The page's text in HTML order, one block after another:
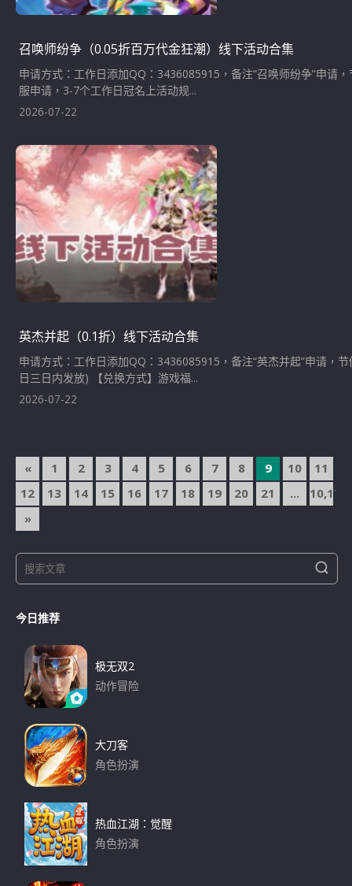
召唤师纷争（0.05折百万代金狂潮）线下活动合集
申请方式：工作日添加QQ：3436085915，备注“召唤师纷争”申请
服申请，3-7个工作日冠名上活动规...
2026-07-22
英杰并起（0.1折）线下活动合集
申请方式：工作日添加QQ：3436085915，备注“英杰并起”申请，
日三日内发放) 【兑换方式】游戏福...
2026-07-22
文
章
導
« 1 2 3 4 5 6 7 8 9 10
11
12
13 14 15 16 17 18 19 20 21 ...
10,174
»
e
r
S
e
今日推荐
极无双2
动作冒险
大刀客
角色扮演
热血江湖：觉醒
角色扮演